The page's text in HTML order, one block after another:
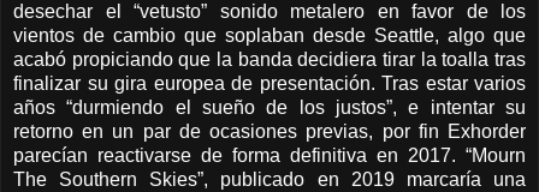
desechar el “vetusto” sonido metalero en favor de los
vientos de cambio que soplaban desde Seattle, algo que
acabó propiciando que la banda decidiera tirar la toalla tras
finalizar su gira europea de presentación. Tras estar varios
años “durmiendo el sueño de los justos”, e intentar su
retorno en un par de ocasiones previas, por fin Exhorder
parecían reactivarse de forma definitiva en 2017. “Mourn
The Southern Skies”, publicado en 2019 marcaría una